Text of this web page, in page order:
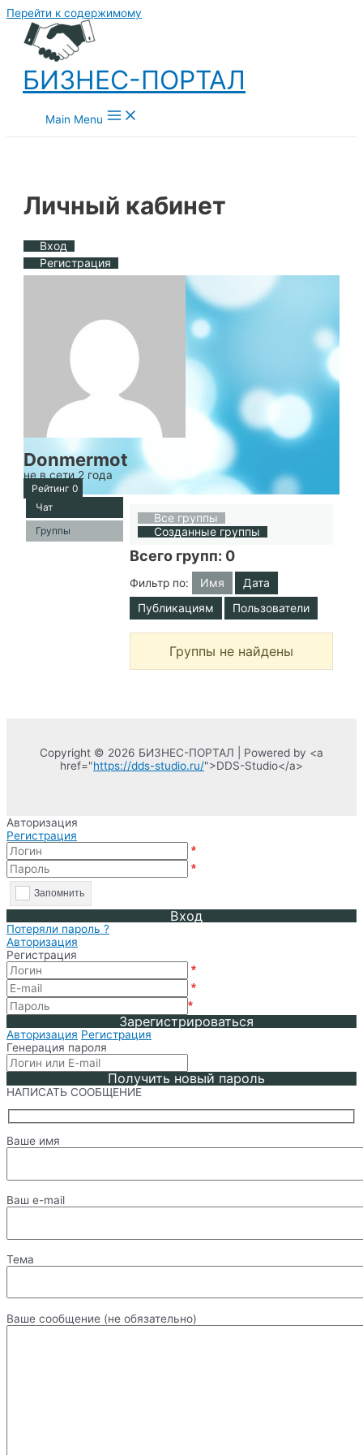
Перейти к содержимому
БИЗНЕС-ПОРТАЛ
Main Menu
Личный кабинет
Вход
Регистрация
Donmermot
не в сети 2 года
Рейтинг0
Чат
Группы
Все группы
Созданные группы
Всего групп: 0
Фильтр по: Имя
Дата
Публикациям
Пользователи
Группы не найдены
Copyright © 2026 БИЗНЕС-ПОРТАЛ | Powered by <a
href="https://dds-studio.ru/">DDS-Studio</a>
Авторизация
Регистрация
*
*
Запомнить
Вход
Потеряли пароль ?
Авторизация
Регистрация
*
*
*
Зарегистрироваться
Авторизация Регистрация
Генерация пароля
Получить новый пароль
НАПИСАТЬ СООБЩЕНИЕ
Ваше имя
Ваш e-mail
Тема
Ваше сообщение (не обязательно)